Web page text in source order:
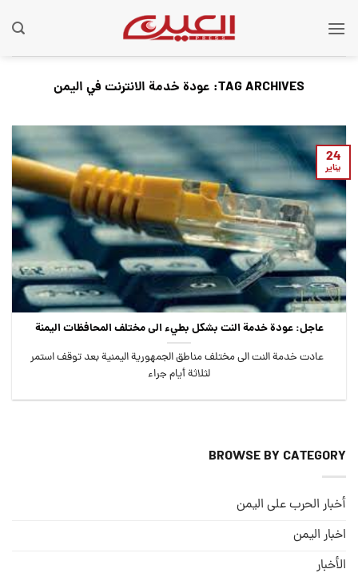
TAG ARCHIVES: عودة خدمة الانترنت في اليمن
عاجل: عودة خدمة النت بشكل بطيء الى مختلف المحافظات اليمنة
عادت خدمة النت الى مختلف مناطق الجمهورية اليمنية بعد توقف استمر
لثلاثة أيام جراء
24
يناير
BROWSE BY CATEGORY
أخبار الحرب على اليمن
اخبار اليمن
الأخبار